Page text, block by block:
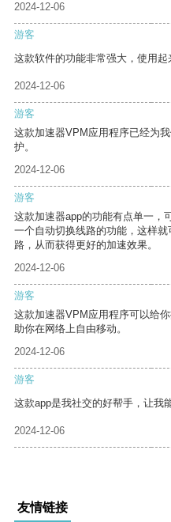
2024-12-06
游客
这款软件的功能非常强大，使用起
2024-12-06
游客
这款加速器VPM应用程序已经为
护。
2024-12-06
游客
这款加速器app的功能有点单一，
一个自动切换线路的功能，这样
路，从而获得更好的加速效果。
2024-12-06
游客
这款加速器VPM应用程序可以给
助你在网络上自由移动。
2024-12-06
游客
这款app是我社交的好帮手，让我
2024-12-06
友情链接